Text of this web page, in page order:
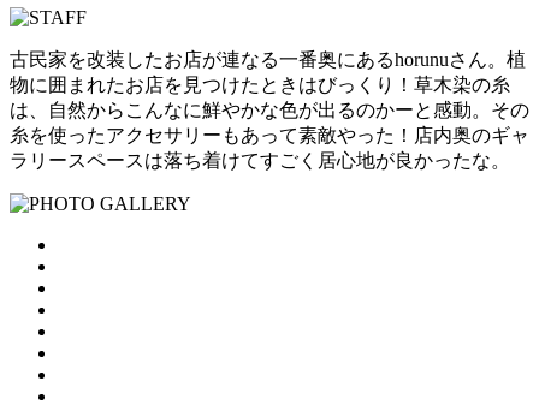
古民家を改装したお店が連なる一番奥にあるhorunuさん。植
物に囲まれたお店を見つけたときはびっくり！草木染の糸
は、自然からこんなに鮮やかな色が出るのかーと感動。その
糸を使ったアクセサリーもあって素敵やった！店内奥のギャ
ラリースペースは落ち着けてすごく居心地が良かったな。